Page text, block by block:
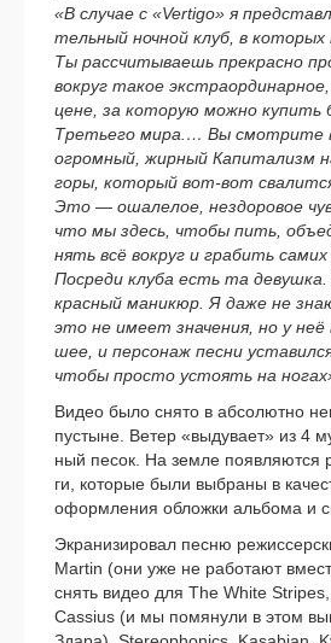
«В слу­чае с «Vertigo» я
тель­ный ноч­ной клуб, в кото­рых
Ты рас­счи­ты­ва­ешь пре­крас­но
вокруг такое
цене, за кото­рую мож­но купить
Третьего мира.… Вы смот­ри­те
огром­ный, жир­ный Капитализм
горы, кото­рый вот-вот
Это — оша­ле­лое, нездо­ро­вое
что мы здесь, что­бы пить,
нять всё вокруг и гра­бить
Посреди клу­ба есть та
красный мани­кюр. Я даже не
это не име­ет зна­че­ния, но у
шее, и пер­со­наж пес­ни
что­бы про­сто усто­ять на
Видео было сня­то в абсо­лют­но
пустыне. Ветер «выду­ва­ет» из 4
ный песок. На зем­ле появ­ля­ют­ся
ги, кото­рые были выбра­ны в
оформ­ле­ния облож­ки аль­бо­ма и
Экранизировал пес­ню
Martin (они уже не рабо­та­ют
снять видео для The White
Cassius (и мы помя­ну­ли в этом